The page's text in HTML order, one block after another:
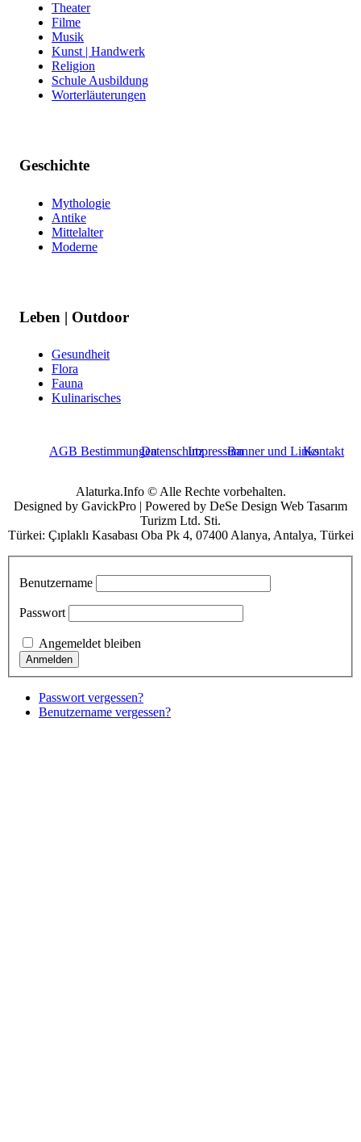
Theater
Filme
Musik
Kunst | Handwerk
Religion
Schule Ausbildung
Worterläuterungen
Geschichte
Mythologie
Antike
Mittelalter
Moderne
Leben | Outdoor
Gesundheit
Flora
Fauna
Kulinarisches
AGB BestimmungenDatenschutzImpressumBanner und LinksKontakt
Alaturka.Info © Alle Rechte vorbehalten.
Designed by GavickPro | Powered by DeSe Design Web Tasarım
Turizm Ltd. Sti.
Türkei: Çıplaklı Kasabası Oba Pk 4, 07400 Alanya, Antalya, Türkei
Benutzername
Passwort
Angemeldet bleiben
Passwort vergessen?
Benutzername vergessen?